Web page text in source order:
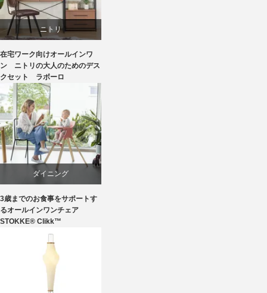
ニトリ
リビングダイニング
在宅ワーク向けオールインワ
ン ニトリの大人のためのデス
クセット ラボーロ
ダイニング
椅子
3歳までのお食事をサポートす
るオールインワンチェア
STOKKE® Clikk™